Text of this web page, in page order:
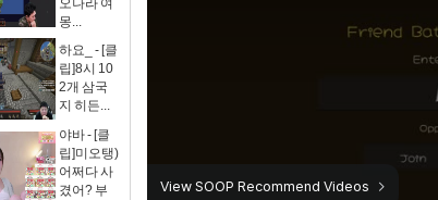
오나라 여
몽...
하요_ - [클
립]8시 10
2개 삼국
지 히든...
야바 - [클
립]미오탱)
어쩌다 사
겼어? 부